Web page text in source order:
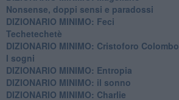
Nonsense, doppi sensi e paradossi
DIZIONARIO MINIMO: Feci
Techetechetè
DIZIONARIO MINIMO: Cristoforo Colombo
I sogni
DIZIONARIO MINIMO: Entropia
DIZIONARIO MINIMO: il sonno
DIZIONARIO MINIMO: Charlie